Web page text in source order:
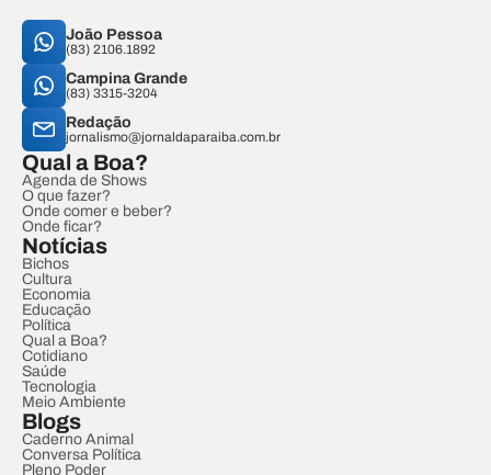
João Pessoa
(83) 2106.1892
Campina Grande
(83) 3315-3204
Redação
jornalismo@jornaldaparaiba.com.br
Qual a Boa?
Agenda de Shows
O que fazer?
Onde comer e beber?
Onde ficar?
Notícias
Bichos
Cultura
Economia
Educação
Política
Qual a Boa?
Cotidiano
Saúde
Tecnologia
Meio Ambiente
Blogs
Caderno Animal
Conversa Política
Pleno Poder